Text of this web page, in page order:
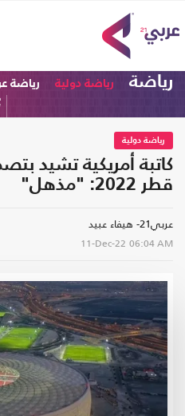
رياضة رياضة دولية رياضة
رياضة دولية
كاتبة أمريكية تشيد
قطر 2022: "مذهل"
عربي21- هيفاء عبيد
11-Dec-22 06:04 AM